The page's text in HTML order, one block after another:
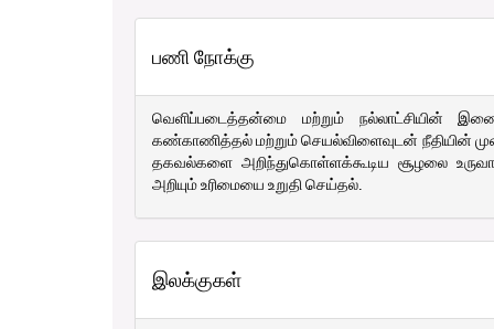
பணி நோக்கு
வெளிப்படைத்தன்மை மற்றும் நல்லாட்சியின்
கண்காணித்தல் மற்றும் செயல்விளைவுடன் நீதியின்
தகவல்களை அறிந்துகொள்ளக்கூடிய சூழலை
அறியும் உரிமையை உறுதி செய்தல்.
இலக்குகள்